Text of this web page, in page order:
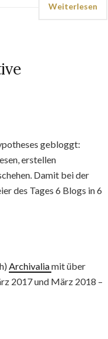
Weiterlesen
gebloggt:
erstellen
Damit bei der
des Tages 6 Blogs in 6
Archivaliamit über
2017 und März 2018 –